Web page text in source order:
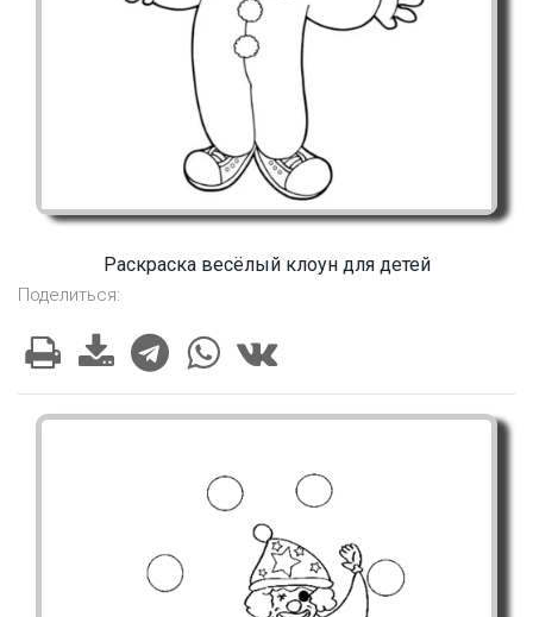
Раскраска весёлый клоун для детей
Поделиться: